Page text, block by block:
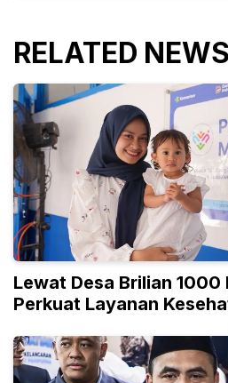
RELATED NEWS
Lewat Desa Brilian 1000
Perkuat Layanan